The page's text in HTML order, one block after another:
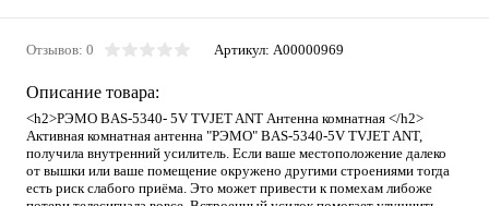
Отзывов: 0 Артикул: A00000969
Описание товара:
<h2>РЭМО BAS-5340- 5V TVJET ANT Антенна комнатная </h2>
Активная комнатная антенна "РЭМО" BAS-5340-5V TVJET ANT,
получила внутренний усилитель. Если ваше местоположение далеко
от вышки или ваше помещение окружено другими строениями тогда
есть риск слабого приёма. Это может привести к помехам либоже